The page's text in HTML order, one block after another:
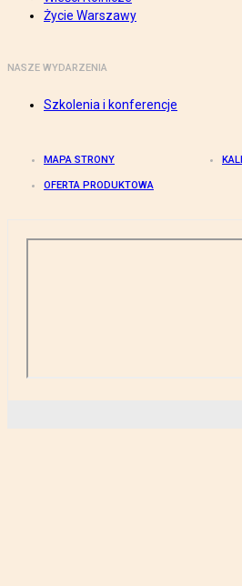
Życie Warszawy
NASZE WYDARZENIA
Szkolenia i konferencje
MAPA STRONY
OFERTA PRODUKTOWA